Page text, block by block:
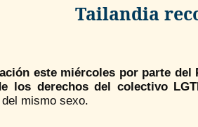
Tailandia
este miércoles por parte
los derechos del colectivo
mismo sexo.